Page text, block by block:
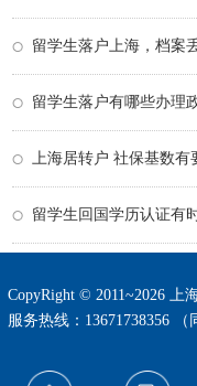
留学生落户上海，档案
留学生落户有哪些办理
留学生回国学历认证有
CopyRight © 2011~2026 上
服务热线：13671738356 （